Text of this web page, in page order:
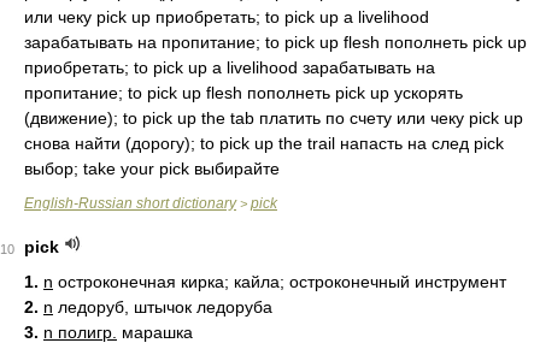
или чеку pick up приобретать; to pick up a livelihood
зарабатывать на пропитание; to pick up flesh пополнеть pick up
приобретать; to pick up a livelihood зарабатывать на
пропитание; to pick up flesh пополнеть pick up ускорять
(движение); to pick up the tab платить по счету или чеку pick up
снова найти (дорогу); to pick up the trail напасть на след pick
выбор; take your pick выбирайте
English-Russian short dictionary> pick
10
pick
1. n остроконечная кирка; кайла; остроконечный инструмент
2. n ледоруб, штычок ледоруба
3. n полигр. марашка